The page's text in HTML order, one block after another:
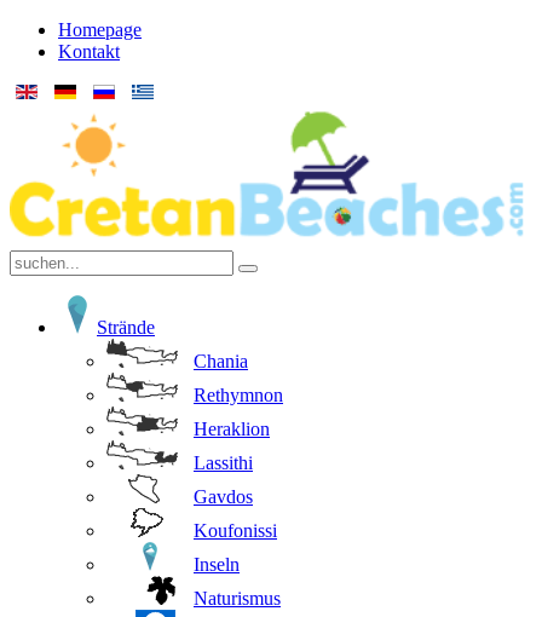
Homepage
Kontakt
Strände
Chania
Rethymnon
Heraklion
Lassithi
Gavdos
Koufonissi
Inseln
Naturismus